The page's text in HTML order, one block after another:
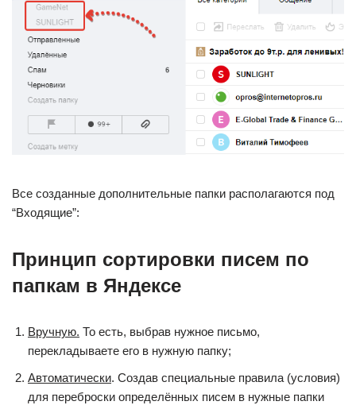
Все созданные дополнительные папки располагаются под
“Входящие”:
Принцип сортировки писем по
папкам в Яндексе
Вручную. То есть, выбрав нужное письмо,
перекладываете его в нужную папку;
Автоматически. Создав специальные правила (условия)
для переброски определённых писем в нужные папки